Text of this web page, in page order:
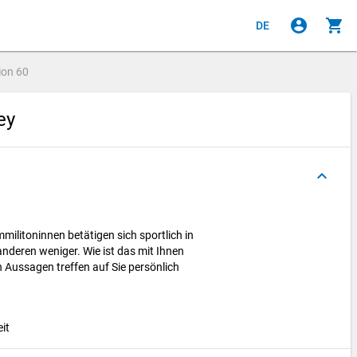
DE account_circle shopping_cart
60
keyboard_arrow_up
betätigen sich sportlich in
weniger. Wie ist das mit Ihnen
Aussagen treffen auf Sie persönlich